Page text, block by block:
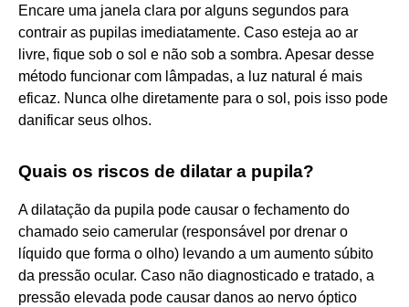
Encare uma janela clara por alguns segundos para
contrair as pupilas imediatamente. Caso esteja ao ar
livre, fique sob o sol e não sob a sombra. Apesar desse
método funcionar com lâmpadas, a luz natural é mais
eficaz. Nunca olhe diretamente para o sol, pois isso pode
danificar seus olhos.
Quais os riscos de dilatar a pupila?
A dilatação da pupila pode causar o fechamento do
chamado seio camerular (responsável por drenar o
líquido que forma o olho) levando a um aumento súbito
da pressão ocular. Caso não diagnosticado e tratado, a
pressão elevada pode causar danos ao nervo óptico